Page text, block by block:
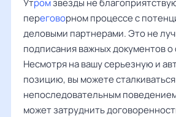
Утромзвезды не
переговорном процессе с
деловыми партнерами. Это не
подписания важных документов о
Несмотря на вашу серьезную и
позицию, вы можете
непоследовательным
может затруднить